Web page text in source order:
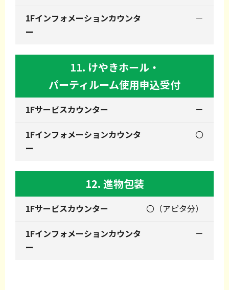
－
11. けやきホール・
パーティルーム使用申込受付
－
〇
12. 進物包装
〇（アピタ分）
－